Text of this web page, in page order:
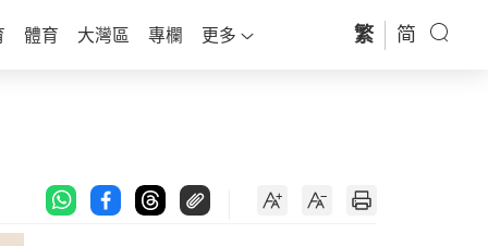
體育 大灣區 專欄 更多 繁 简